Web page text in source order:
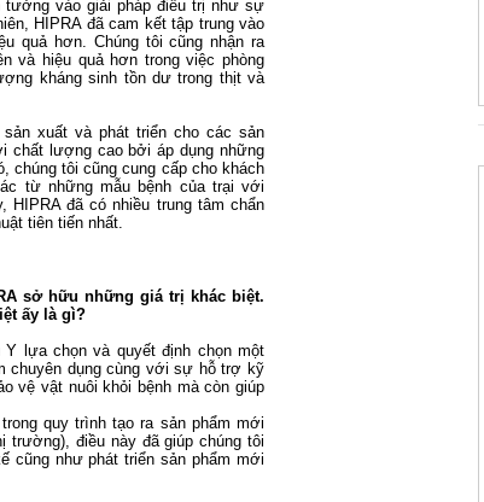
tưởng vào giải pháp điều trị như sự
HIPRA đã cam kết tập trung vào
quả hơn. Chúng tôi cũng nhận ra
và hiệu quả hơn trong việc phòng
kháng sinh tồn dư trong thịt và
xuất và phát triển cho các sản
chất lượng cao bởi áp dụng những
chúng tôi cũng cung cấp cho khách
từ những mẫu bệnh của trại với
đã có nhiều trung tâm chẩn
tiên tiến nhất.
sở hữu những giá trị khác biệt.
ấy là gì?
lựa chọn và quyết định chọn một
chuyên dụng cùng với sự hỗ trợ kỹ
vệ vật nuôi khỏi bệnh mà còn giúp
quy trình tạo ra sản phẩm mới
trường), điều này đã giúp chúng tôi
cũng như phát triển sản phẩm mới